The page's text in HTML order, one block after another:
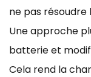
ne pas
Une approche
batterie et
Cela rend la